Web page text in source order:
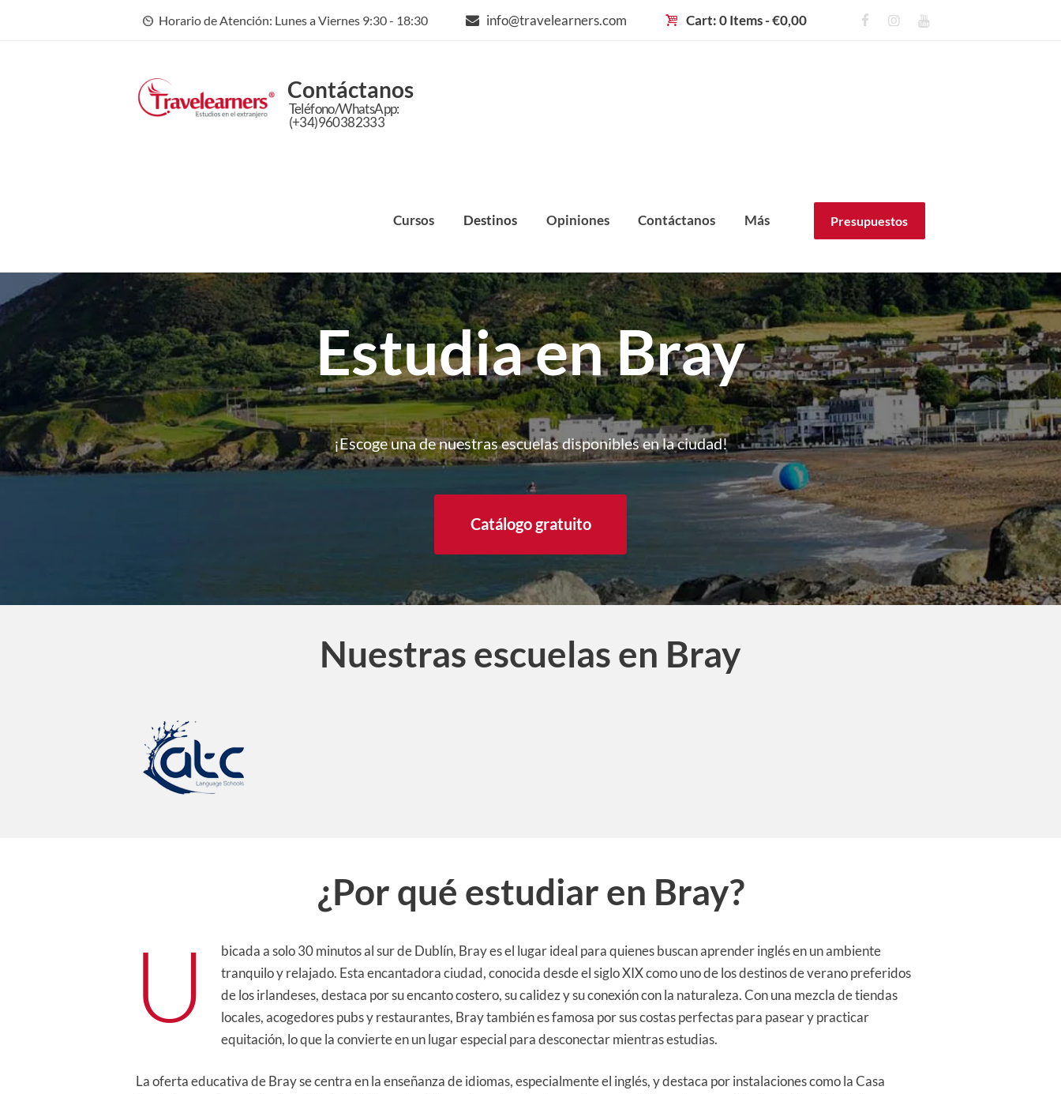
info@travelearners.com
Horario de Atención: Lunes a Viernes 9:30 - 18:30 Cart: 0 Items-€0,00
Contáctanos
Teléfono/WhatsApp:
(+34)960382333
Cursos Destinos Opiniones Contáctanos Más Presupuestos
Estudia en Bray
¡Escoge una de nuestras escuelas disponibles en la ciudad!
Catálogo gratuito
Nuestras escuelas en Bray
¿Por qué estudiar en Bray?
U
bicada a solo 30 minutos al sur de Dublín, Bray es el lugar ideal para quienes buscan aprender inglés en un ambiente
tranquilo y relajado. Esta encantadora ciudad, conocida desde el siglo XIX como uno de los destinos de verano preferidos
de los irlandeses, destaca por su encanto costero, su calidez y su conexión con la naturaleza. Con una mezcla de tiendas
locales, acogedores pubs y restaurantes, Bray también es famosa por sus costas perfectas para pasear y practicar
equitación, lo que la convierte en un lugar especial para desconectar mientras estudias.
La oferta educativa de Bray se centra en la enseñanza de idiomas, especialmente el inglés, y destaca por instalaciones como la Casa